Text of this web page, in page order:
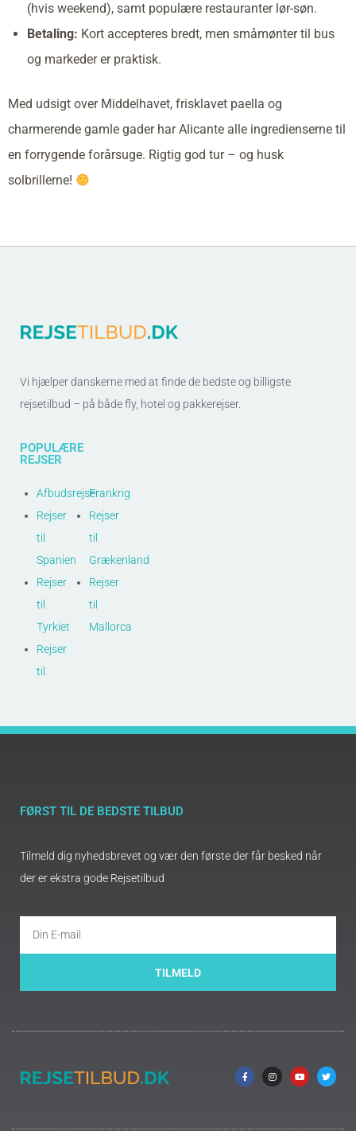
(hvis weekend), samt populære restauranter lør-søn.
Betaling: Kort accepteres bredt, men småmønter til bus
og markeder er praktisk.
Med udsigt over Middelhavet, frisklavet paella og
charmerende gamle gader har Alicante alle ingredienserne til
en forrygende forårsuge. Rigtig god tur – og husk
solbrillerne!
Vi hjælper danskerne med at finde de bedste og billigste
rejsetilbud – på både fly, hotel og pakkerejser.
POPULÆRE
REJSER
Afbudsrejser
Rejser
til
Spanien
Rejser
til
Tyrkiet
Rejser
til
Frankrig
Rejser
til
Grækenland
Rejser
til
Mallorca
FØRST TIL DE BEDSTE TILBUD
Tilmeld dig nyhedsbrevet og vær den første der får besked når
der er ekstra gode Rejsetilbud
TILMELD